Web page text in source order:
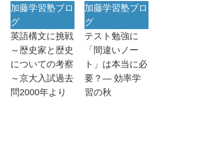
加藤学習塾ブロ
グ
英語構文に挑戦
～歴史家と歴史
についての考察
～京大入試過去
問2000年より
加藤学習塾ブロ
グ
テスト勉強に
「間違いノー
ト」は本当に必
要？― 効率学
習の秋